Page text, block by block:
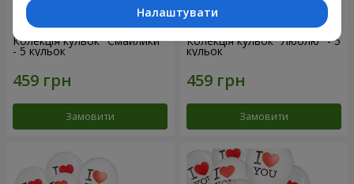
Колекція кульок "Смайлики"
- 5 кульок
Замовити
Колекція кульок "Люблю" - 5
кульок
Замовити
Налаштувати